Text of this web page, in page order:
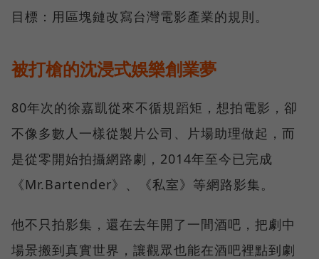
目標：用區塊鏈改寫台灣電影產業的規則。
被打槍的沈浸式娛樂創業夢
80年次的徐嘉凱從來不循規蹈矩，想拍電影，卻
不像多數人一樣從製片公司、片場助理做起，而
是從零開始拍攝網路劇，2014年至今已完成
《Mr.Bartender》、《私室》等網路影集。
他不只拍影集，還在去年開了一間酒吧，把劇中
場景搬到真實世界，讓觀眾也能在酒吧裡點到劇